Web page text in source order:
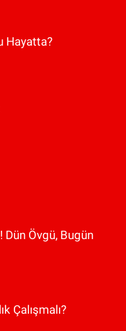
Hayatta?
Dün Övgü, Bugün
Çalışmalı?